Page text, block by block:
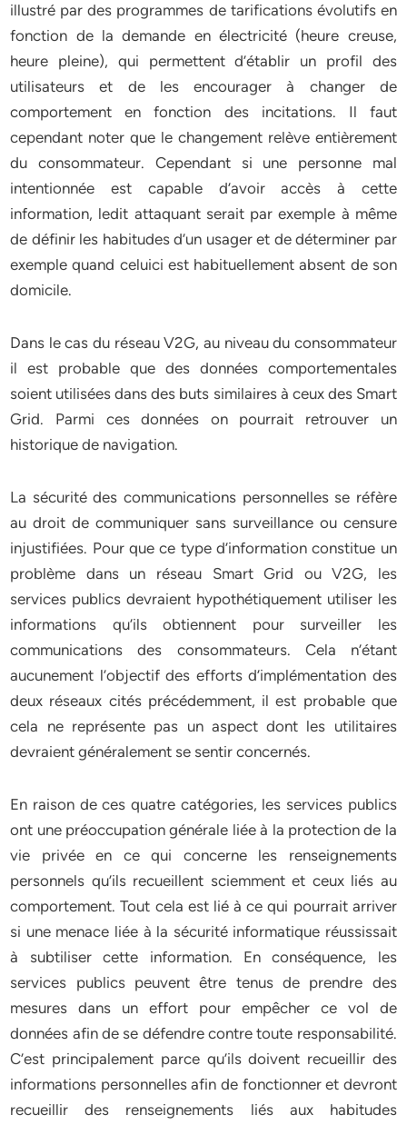
illustré par des programmes de tarifications évolutifs en
fonction de la demande en électricité (heure creuse,
heure pleine), qui permettent d’établir un profil des
utilisateurs et de les encourager à changer de
comportement en fonction des incitations. Il faut
cependant noter que le changement relève entièrement
du consommateur. Cependant si une personne mal
intentionnée est capable d’avoir accès à cette
information, ledit attaquant serait par exemple à même
de définir les habitudes d’un usager et de déterminer par
exemple quand celuici est habituellement absent de son
domicile.
Dans le cas du réseau V2G, au niveau du consommateur
il est probable que des données comportementales
soient utilisées dans des buts similaires à ceux des Smart
Grid. Parmi ces données on pourrait retrouver un
historique de navigation.
La sécurité des communications personnelles se réfère
au droit de communiquer sans surveillance ou censure
injustifiées. Pour que ce type d’information constitue un
problème dans un réseau Smart Grid ou V2G, les
services publics devraient hypothétiquement utiliser les
informations qu’ils obtiennent pour surveiller les
communications des consommateurs. Cela n’étant
aucunement l’objectif des efforts d’implémentation des
deux réseaux cités précédemment, il est probable que
cela ne représente pas un aspect dont les utilitaires
devraient généralement se sentir concernés.
En raison de ces quatre catégories, les services publics
ont une préoccupation générale liée à la protection de la
vie privée en ce qui concerne les renseignements
personnels qu’ils recueillent sciemment et ceux liés au
comportement. Tout cela est lié à ce qui pourrait arriver
si une menace liée à la sécurité informatique réussissait
à subtiliser cette information. En conséquence, les
services publics peuvent être tenus de prendre des
mesures dans un effort pour empêcher ce vol de
données afin de se défendre contre toute responsabilité.
C’est principalement parce qu’ils doivent recueillir des
informations personnelles afin de fonctionner et devront
recueillir des renseignements liés aux habitudes